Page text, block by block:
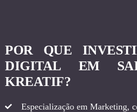
POR QUE
DIGITAL EM
KREATIF?
Especialização em Marketing,